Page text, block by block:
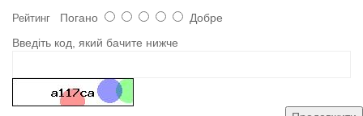
Рейтинг Погано
Добре
Введіть код, який бачите нижче